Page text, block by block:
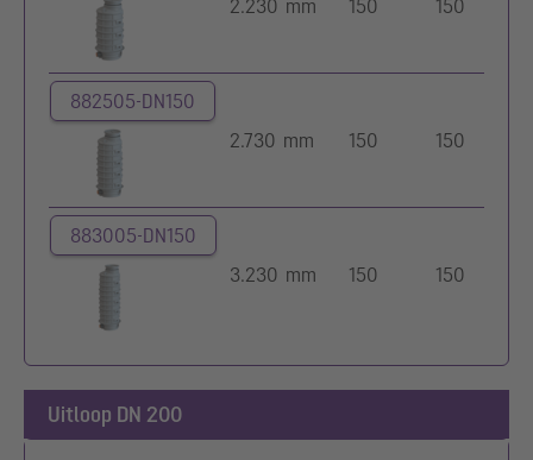
2.230 mm
150 150
882505-DN150
2.730 mm
150 150
883005-DN150
3.230 mm
150 150
Uitloop DN 200